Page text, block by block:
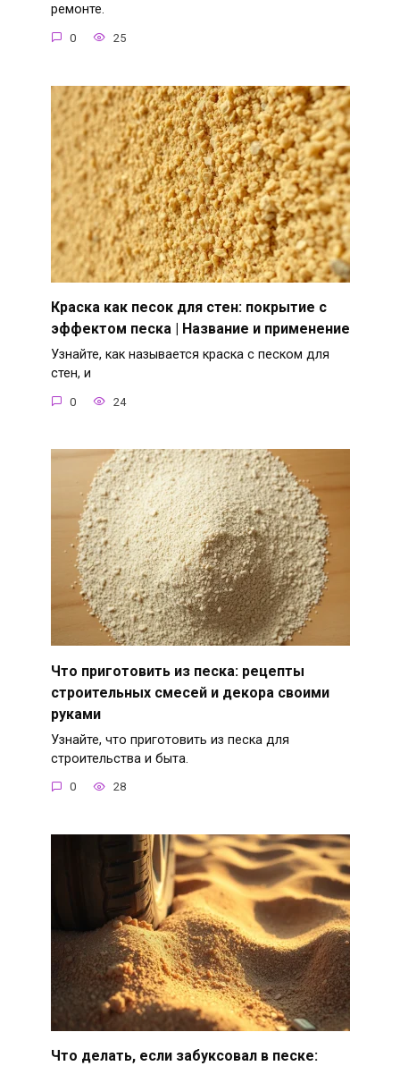
ремонте.
0 25
Краска как песок для стен: покрытие с
эффектом песка | Название и применение
Узнайте, как называется краска с песком для
стен, и
0 24
Что приготовить из песка: рецепты
строительных смесей и декора своими
руками
Узнайте, что приготовить из песка для
строительства и быта.
0 28
Что делать, если забуксовал в песке: